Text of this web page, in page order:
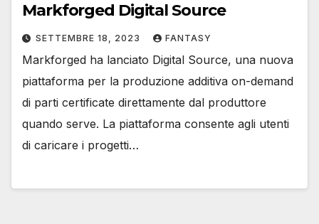
Markforged Digital Source
SETTEMBRE 18, 2023 FANTASY
Markforged ha lanciato Digital Source, una nuova
piattaforma per la produzione additiva on-demand
di parti certificate direttamente dal produttore
quando serve. La piattaforma consente agli utenti
di caricare i progetti…